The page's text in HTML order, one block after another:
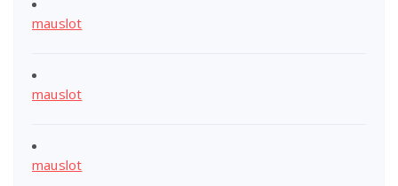
mauslot
mauslot
mauslot